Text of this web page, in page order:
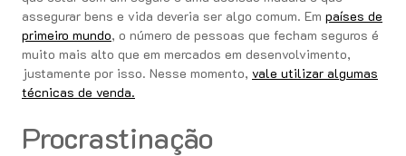
assegurar bens e vida deveria ser algo comum. Em países de
primeiro mundo, o número de pessoas que fecham seguros é
muito mais alto que em mercados em desenvolvimento,
justamente por isso. Nesse momento, vale utilizar algumas
técnicas de venda.
Procrastinação